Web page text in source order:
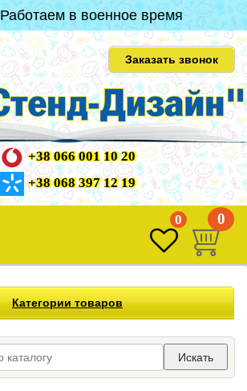
Работаем в военное время
Заказать звонок
+38 066 001 10 20
+38 068 397 12 19
0 0
Категории товаров
Искать